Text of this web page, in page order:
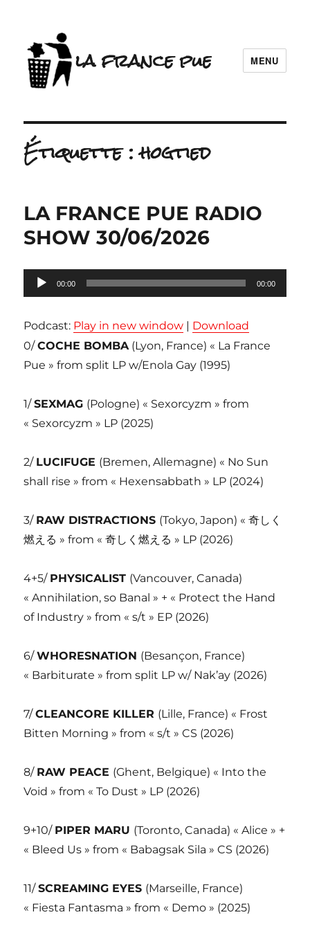
la france pue MENU
Étiquette :hogtied
LA FRANCE PUE RADIO
SHOW 30/06/2026
Lecteur
audio
00:00 00:00
Podcast: Play in new window | Download
0/COCHE BOMBA(Lyon, France) « La France
Pue » from split LP w/Enola Gay (1995)
1/SEXMAG (Pologne) « Sexorcyzm » from
« Sexorcyzm » LP (2025)
2/ LUCIFUGE (Bremen, Allemagne) « No Sun
shall rise » from « Hexensabbath » LP (2024)
3/ RAW DISTRACTIONS (Tokyo, Japon) «奇しく
燃える » from «奇しく燃える » LP (2026)
4+5/ PHYSICALIST (Vancouver, Canada)
« Annihilation, so Banal » + « Protect the Hand
of Industry » from « s/t » EP (2026)
6/WHORESNATION (Besançon, France)
« Barbiturate » from split LP w/ Nak’ay (2026)
7/CLEANCORE KILLER (Lille, France) « Frost
Bitten Morning » from « s/t » CS (2026)
8/ RAW PEACE (Ghent, Belgique) « Into the
Void » from « To Dust » LP (2026)
9+10/ PIPER MARU (Toronto, Canada) « Alice » +
« Bleed Us » from « Babagsak Sila » CS (2026)
11/SCREAMING EYES (Marseille, France)
« Fiesta Fantasma » from « Demo » (2025)